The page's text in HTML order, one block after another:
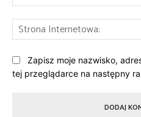
Zapisz moje nazwisko,
tej przeglądarce na następny